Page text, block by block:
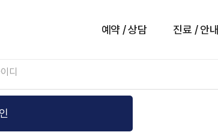
예약 / 상담 진료 / 안내